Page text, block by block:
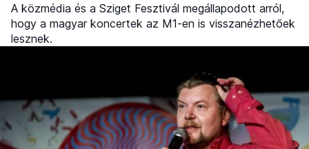
A közmédia és a Sziget Fesztivál megállapodott arról,
hogy a magyar koncertek az M1-en is visszanézhetőek
lesznek.